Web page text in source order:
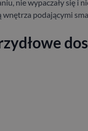
nie wypaczały się i
podającymi